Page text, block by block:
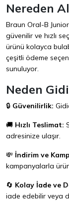
Nereden
Braun Oral-B Junior
güvenilir ve hızlı
ürünü kolayca
çeşitli ödeme
sunuluyor.
Neden
🔒 Güvenilirlik:
🚚 Hızlı Teslimat:
adresinize ulaşır.
💸 İndirim ve
kampanyalarla
🔄 Kolay İade ve
iade edebilir veya